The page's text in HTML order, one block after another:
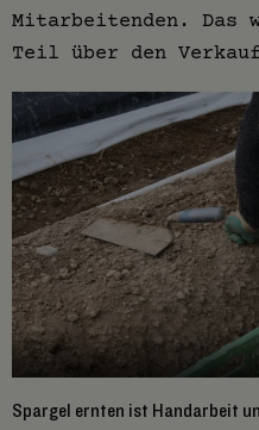
Mitarbeitenden. Das
Teil über den
Spargel ernten ist Handarbeit